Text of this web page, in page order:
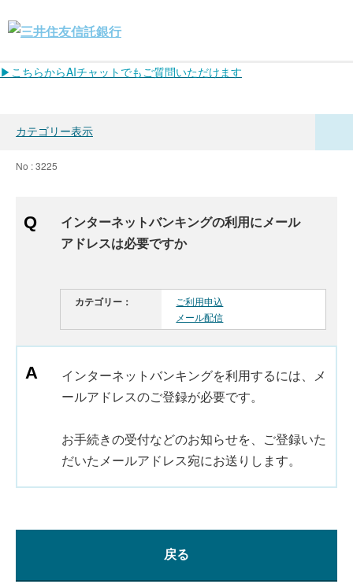
▶こちらからAIチャットでもご質問いただけます
カテゴリー表示
No : 3225
インターネットバンキングの利用にメール
アドレスは必要ですか
カテゴリー：
ご利用申込
メール配信
インターネットバンキングを利用するには、メ
ールアドレスのご登録が必要です。
お手続きの受付などのお知らせを、ご登録いた
だいたメールアドレス宛にお送りします。
戻る